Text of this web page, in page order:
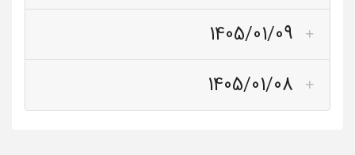
1405/01/09
1405/01/08